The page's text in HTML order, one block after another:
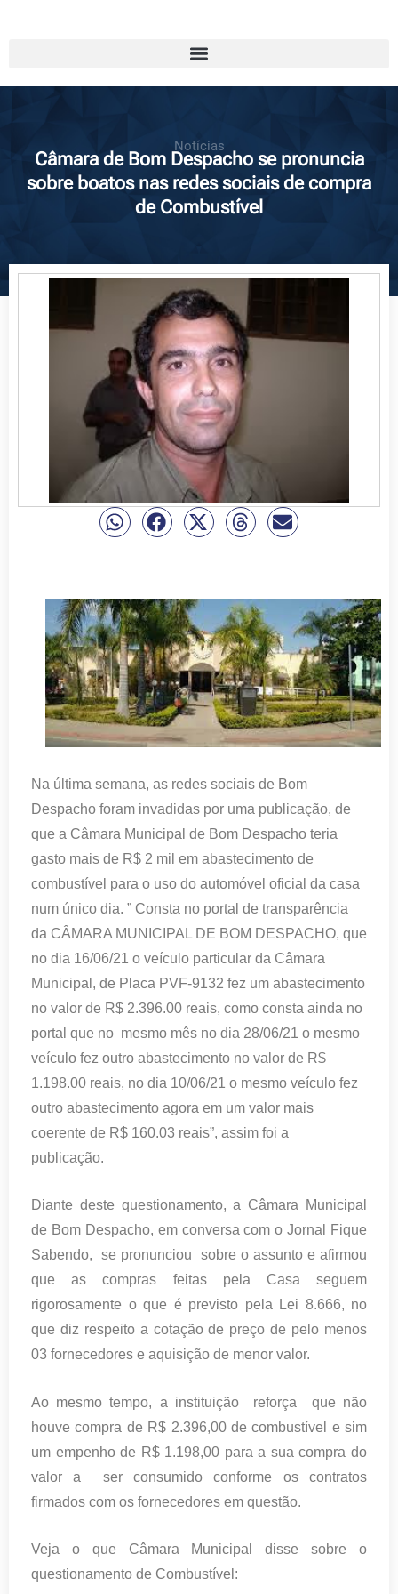
Notícias
Câmara de Bom Despacho se pronuncia
sobre boatos nas redes sociais de compra
de Combustível
Na última semana, as redes sociais de Bom
Despacho foram invadidas por uma publicação, de
que a Câmara Municipal de Bom Despacho teria
gasto mais de R$ 2 mil em abastecimento de
combustível para o uso do automóvel oficial da casa
num único dia. ” Consta no portal de transparência
da CÂMARA MUNICIPAL DE BOM DESPACHO, que
no dia 16/06/21 o veículo particular da Câmara
Municipal, de Placa PVF-9132 fez um abastecimento
no valor de R$ 2.396.00 reais, como consta ainda no
portal que no mesmo mês no dia 28/06/21 o mesmo
veículo fez outro abastecimento no valor de R$
1.198.00 reais, no dia 10/06/21 o mesmo veículo fez
outro abastecimento agora em um valor mais
coerente de R$ 160.03 reais”, assim foi a
publicação.
Diante deste questionamento, a Câmara Municipal
de Bom Despacho, em conversa com o Jornal Fique
Sabendo, se pronunciou sobre o assunto e afirmou
que as compras feitas pela Casa seguem
rigorosamente o que é previsto pela Lei 8.666, no
que diz respeito a cotação de preço de pelo menos
03 fornecedores e aquisição de menor valor.
Ao mesmo tempo, a instituição reforça que não
houve compra de R$ 2.396,00 de combustível e sim
um empenho de R$ 1.198,00 para a sua compra do
valor a ser consumido conforme os contratos
firmados com os fornecedores em questão.
Veja o que Câmara Municipal disse sobre o
questionamento de Combustível: